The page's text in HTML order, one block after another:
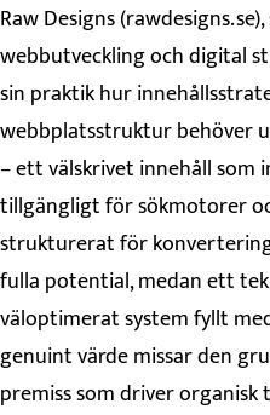
Raw Designs
webbutveckling och digital
sin praktik hur
webbplatsstruktur behöver
– ett välskrivet innehåll som
tillgängligt för sökmotorer
strukturerat för
fulla potential, medan ett
väloptimerat system fyllt
genuint värde missar den
premiss som driver organisk